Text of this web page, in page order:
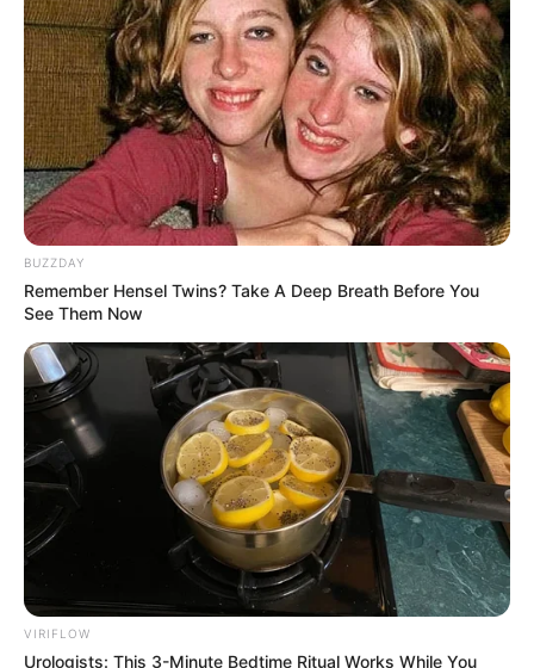
Remember The Justin Timberlake Moment That
Defined The 2000s?
BRAINBERRIES
Why this ordinary drink is the secret to feeling your
best every day
CTA FAVORITE
BUZZDAY
Remember Hensel Twins? Take A Deep Breath Before You
See Them Now
VIRIFLOW
Urologists: This 3-Minute Bedtime Ritual Works While You